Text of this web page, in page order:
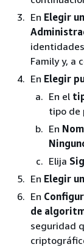
En Elegir
Family y, a
En Elegir
En el
tipo de
En
Elija
En Elegir
En
de
seguridad